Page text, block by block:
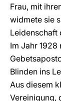
Frau, mit
widmete sie
Leidenschaft
Im Jahr
Blinden ins
Aus diesem
Vereinigung,